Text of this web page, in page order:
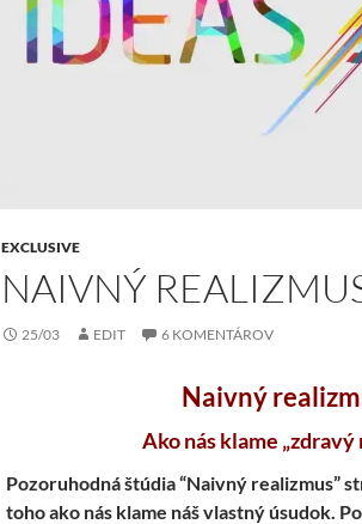
EXCLUSIVE
NAIVNÝ
25/03 EDIT 6 KOMENTÁROV
Naivný
Ako nás klame „zdravý
Pozoruhodná štúdia “Naivný realizmus”
toho ako nás klame náš vlastný úsudok.